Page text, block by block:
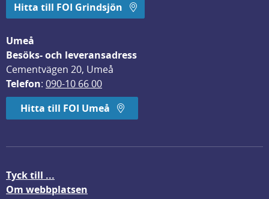
Hitta till FOI Grindsjön
Umeå
Besöks- och leveransadress
Cementvägen 20, Umeå
Telefon: 090-10 66 00
Hitta till FOI Umeå
Tyck till ...
Om webbplatsen